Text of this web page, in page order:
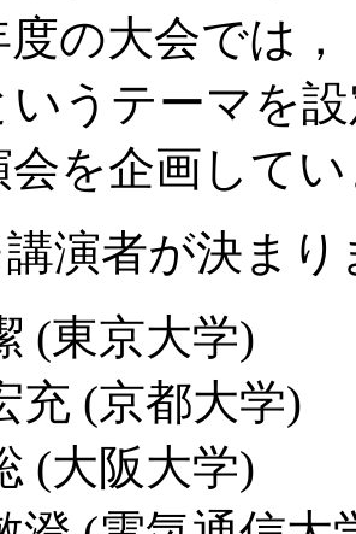
度の大会では
いうテーマを
会を企画して
演者が決まり
(東京大学)
充 (京都大学)
(大阪大学)